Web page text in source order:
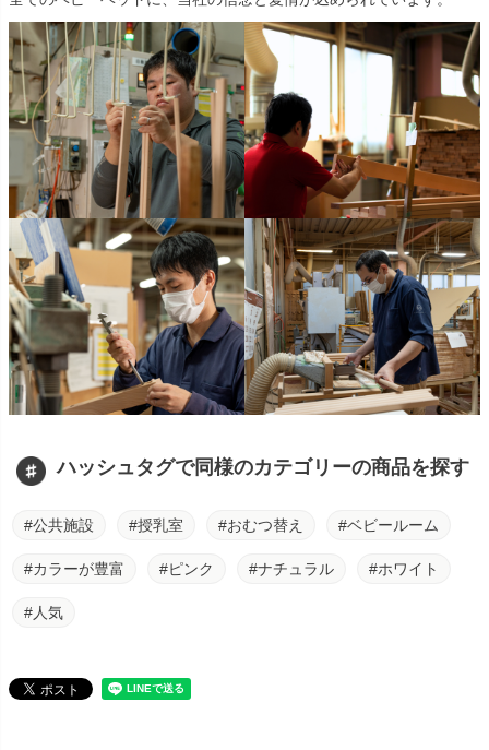
ハッシュタグで同様のカテゴリーの商品を探す
#公共施設 #授乳室 #おむつ替え #ベビールーム
#カラーが豊富 #ピンク #ナチュラル #ホワイト
#人気